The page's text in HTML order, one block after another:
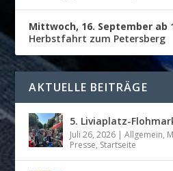
Mittwoch, 16. September ab
Herbstfahrt zum Petersberg
AKTUELLE BEITRÄGE
5. Liviaplatz-
Juli 26, 2026 |Allgemein,
Presse, Startseite